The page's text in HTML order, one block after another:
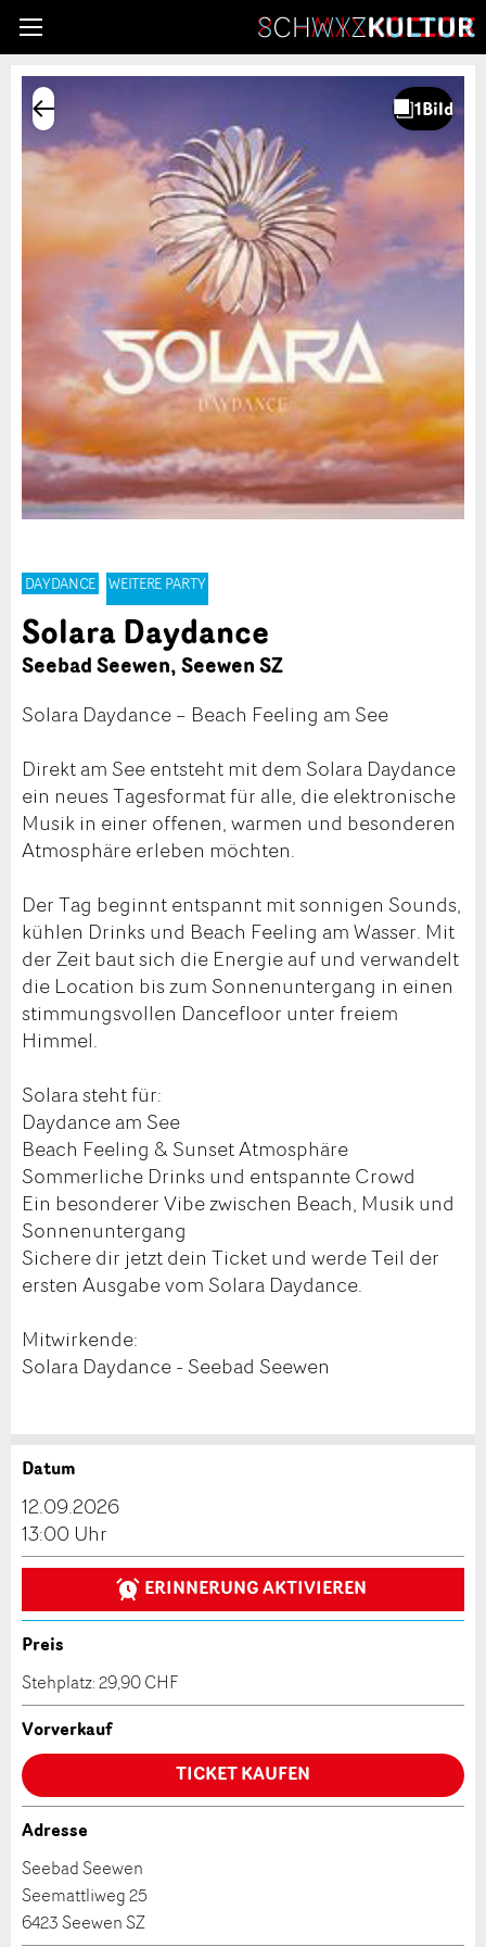
DAYDANCE WEITERE PARTY
Solara Daydance
Seebad Seewen, Seewen SZ
Solara Daydance – Beach Feeling am See
Direkt am See entsteht mit dem Solara Daydance
ein neues Tagesformat für alle, die elektronische
Musik in einer offenen, warmen und besonderen
Atmosphäre erleben möchten.
Der Tag beginnt entspannt mit sonnigen Sounds,
kühlen Drinks und Beach Feeling am Wasser. Mit
der Zeit baut sich die Energie auf und verwandelt
die Location bis zum Sonnenuntergang in einen
stimmungsvollen Dancefloor unter freiem
Himmel.
Solara steht für:
Daydance am See
Beach Feeling & Sunset Atmosphäre
Sommerliche Drinks und entspannte Crowd
Ein besonderer Vibe zwischen Beach, Musik und
Sonnenuntergang
Sichere dir jetzt dein Ticket und werde Teil der
ersten Ausgabe vom Solara Daydance.
Mitwirkende:
Solara Daydance - Seebad Seewen
Anzeige beanstanden
Ihr Feedback wird sehr geschätzt!
Allgemeines Feedback
Anzeige nicht mehr gültig
Anzeige weiterempfehlen
Empfehlen Sie diese Anzeige an Freunde weiter.
* Eingabe erforderlich
ANZEIGE WEITEREMPFEHLEN
Reservation
Veranstaltungsdatum *:
Vorname / Nachname *:
Firma / Organisation:
Adresszusatz:
Datum
12.09.2026
13:00 Uhr
ERINNERUNG AKTIVIEREN
Preis
Stehplatz: 29,90 CHF
Vorverkauf
TICKET KAUFEN
Adresse
Seebad Seewen
Seemattliweg 25
6423 Seewen SZ